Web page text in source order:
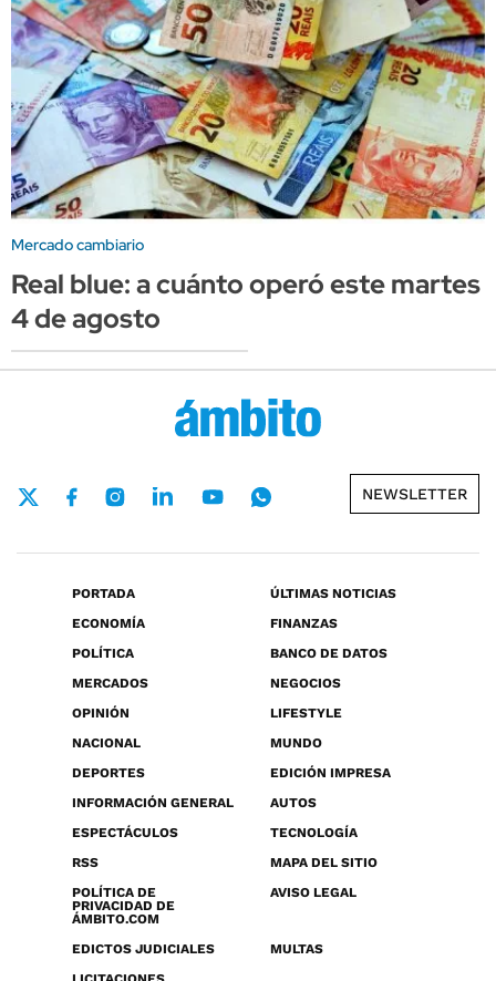
Mercado cambiario
Real blue: a cuánto operó este martes
4 de agosto
NEWSLETTER
PORTADA
ÚLTIMAS NOTICIAS
ECONOMÍA
FINANZAS
POLÍTICA
BANCO DE DATOS
MERCADOS
NEGOCIOS
OPINIÓN
LIFESTYLE
NACIONAL
MUNDO
DEPORTES
EDICIÓN IMPRESA
INFORMACIÓN GENERAL
AUTOS
ESPECTÁCULOS
TECNOLOGÍA
RSS
MAPA DEL SITIO
POLÍTICA DE
PRIVACIDAD DE
ÁMBITO.COM
AVISO LEGAL
EDICTOS JUDICIALES
MULTAS